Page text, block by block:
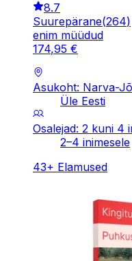
8.7
Suurepärane(264)
enim müüdud
174,95 €
Asukoht: Narva-
Üle Eesti
Osalejad: 2 kuni 4
2–4 inimesele
43+ Elamused